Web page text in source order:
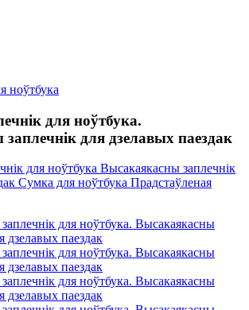
ноўтбука
для ноўтбука.
для дзелавых паездак